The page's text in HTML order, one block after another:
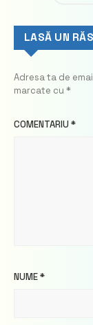
LASĂ UN
Adresa ta de
marcate cu *
COMENTARIU *
NUME*